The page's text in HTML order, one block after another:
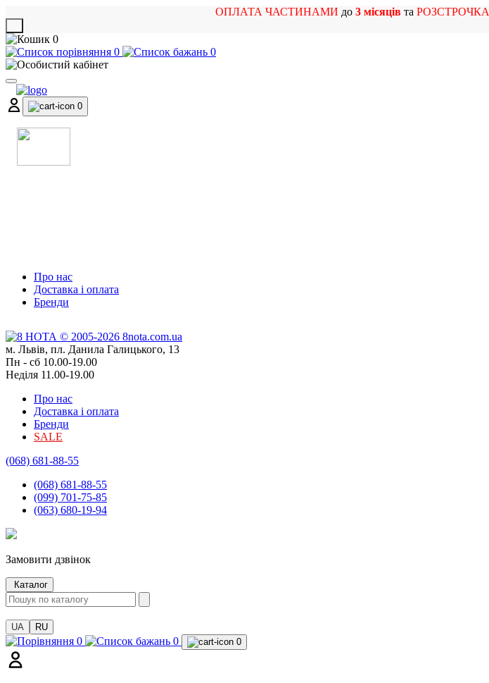
ОПЛАТА ЧАСТИНАМИ до 3 місяцівта РОЗСТРОЧКА
0
0
0
0
Про нас
Доставка і оплата
Бренди
м. Львів, пл. Данила Галицького, 13
Пн - сб 10.00-19.00
Неділя 11.00-19.00
Про нас
Доставка і оплата
Бренди
SALE
(068) 681-88-55
(068) 681-88-55
(099) 701-75-85
(063) 680-19-94
Замовити дзвінок
Каталог
UA RU
0 0 0